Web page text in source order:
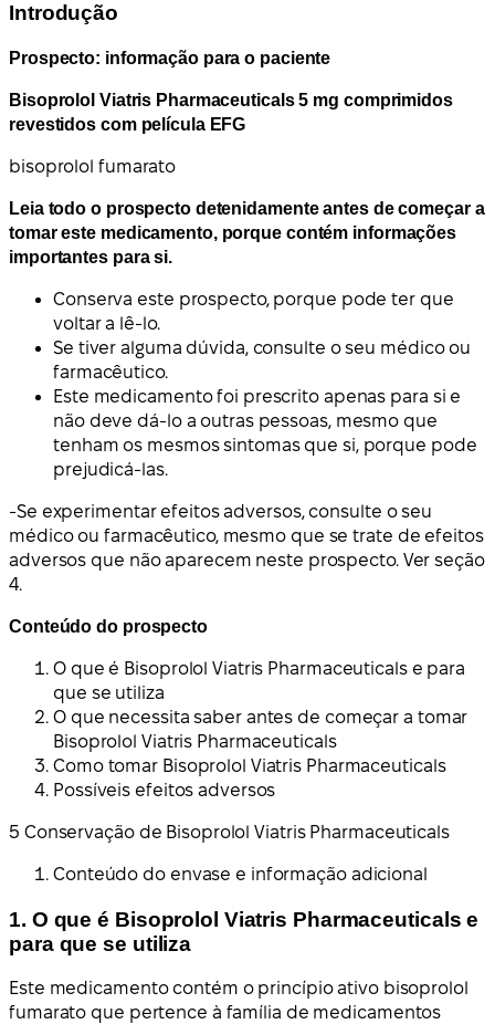
Introdução
Prospecto: informação para o paciente
Bisoprolol Viatris Pharmaceuticals 5 mg comprimidos
revestidos com película EFG
bisoprolol fumarato
Leia todo o prospecto detenidamente antes de começar a
tomar este medicamento, porque contém informações
importantes para si.
Conserva este prospecto, porque pode ter que
voltar a lê-lo.
Se tiver alguma dúvida, consulte o seu médico ou
farmacêutico.
Este medicamento foi prescrito apenas para si e
não deve dá-lo a outras pessoas, mesmo que
tenham os mesmos sintomas que si, porque pode
prejudicá-las.
-Se experimentar efeitos adversos, consulte o seu
médico ou farmacêutico, mesmo que se trate de efeitos
adversos que não aparecem neste prospecto. Ver seção
4.
Conteúdo do prospecto
O que é Bisoprolol Viatris Pharmaceuticals e para
que se utiliza
O que necessita saber antes de começar a tomar
Bisoprolol Viatris Pharmaceuticals
Como tomar Bisoprolol Viatris Pharmaceuticals
Possíveis efeitos adversos
5 Conservação de Bisoprolol Viatris Pharmaceuticals
Conteúdo do envase e informação adicional
1. O que é Bisoprolol Viatris Pharmaceuticals e
para que se utiliza
Este medicamento contém o princípio ativo bisoprolol
fumarato que pertence à família de medicamentos